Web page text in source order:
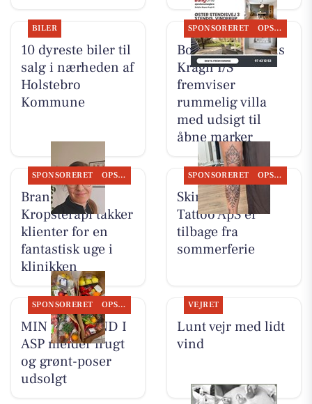
BILER
10 dyreste biler til
salg i nærheden af
Holstebro
Kommune
SPONSORERET OPSLAGSTAVLEN
BoligOne Mogens
Kragh I/S
fremviser
rummelig villa
med udsigt til
åbne marker
SPONSORERET OPSLAGSTAVLEN
Brandsborgs
Kropsterapi takker
klienter for en
fantastisk uge i
klinikken
SPONSORERET OPSLAGSTAVLEN
Skin & Colors
Tattoo ApS er
tilbage fra
sommerferie
SPONSORERET OPSLAGSTAVLEN
MIN KØBMAND I
ASP melder frugt
og grønt-poser
udsolgt
VEJRET
Lunt vejr med lidt
vind